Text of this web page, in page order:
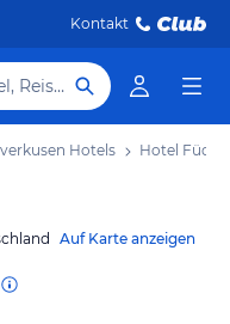
Kontakt
Hotel, Reiseziel
Hotels Hotel Fück
Auf Karte anzeigen